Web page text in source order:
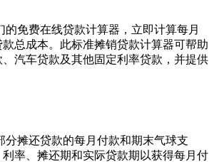
的免费在线贷款计算器，立即计算每月
总成本。此标准摊销贷款计算器可帮助
汽车贷款及其他固定利率贷款，并提供
分摊还贷款的每月付款和期末气球支
率、摊还期和实际贷款期以获得每月付